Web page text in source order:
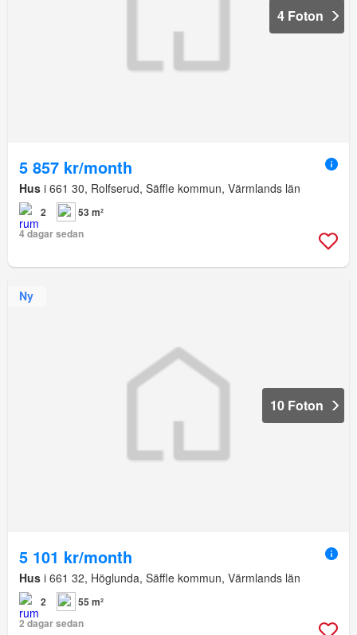
4 Foton
5 857 kr/month
Hus i 661 30, Rolfserud, Säffle kommun, Värmlands län
2
53 m²
4 dagar sedan
Ny
10 Foton
5 101 kr/month
Hus i 661 32, Höglunda, Säffle kommun, Värmlands län
2
55 m²
2 dagar sedan